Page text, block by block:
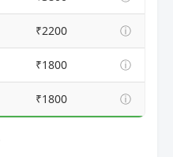
₹2200 ⓘ
₹1800 ⓘ
₹1800 ⓘ